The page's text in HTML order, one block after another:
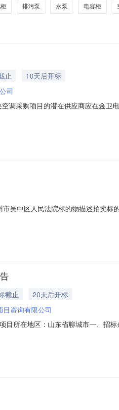
排污泵 水泵 电容柜
止
10天后开标
司
调采购项目的潜在供应商应在金卫
诊楼中央空调采购项目，共一个包
吴中区人民法院标的物描述拍卖标
拍品现状房屋用途土地性质成套
供的文件1、《执行裁定书》；2、
截止
20天后开标
目咨询有限公司
所在地区：山东省聊城市一、招
最高限价）：90万元。招标内容